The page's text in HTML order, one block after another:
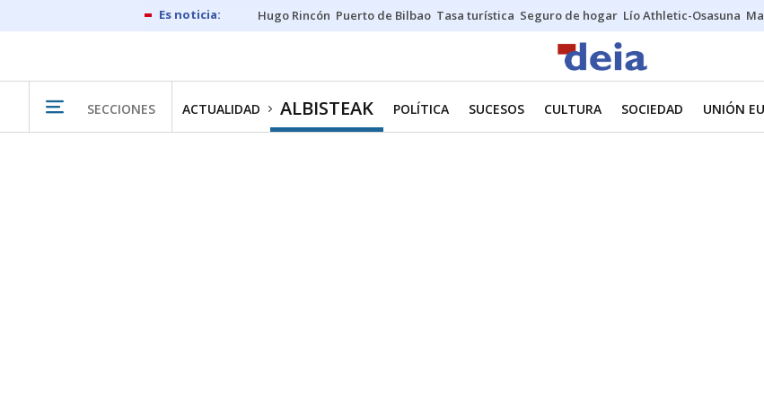
Hugo Rincón Puerto de Bilbao Tasa turística Seguro de hogar Lío Athletic-Osasuna
SECCIONES ACTUALIDAD ALBISTEAK POLÍTICA SUCESOS CULTURA SOCIEDAD UNIÓN